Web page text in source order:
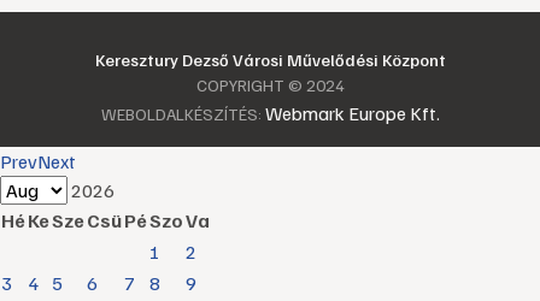
Keresztury Dezső Városi Művelődési Központ
COPYRIGHT © 2024
WEBOLDALKÉSZÍTÉS: Webmark Europe Kft.
PrevNext
2026
HéKeSzeCsüPéSzoVa
1
2
3
4 5 6 7 8 9